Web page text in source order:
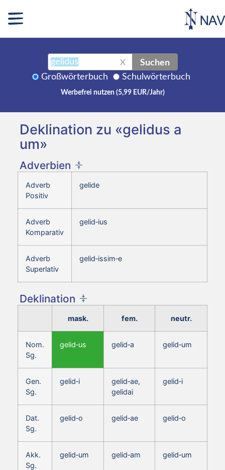
X Suchen
Großwörterbuch Schulwörterbuch
Werbefrei nutzen (5,99 EUR/Jahr)
Deklination zu «gelidus a
um»
Adverbien
Adverb
Positiv
gelide
Adverb
Komparativ
gelid‑ius
Adverb
Superlativ
gelid‑issim‑e
Deklination
mask. fem. neutr.
Nom.
Sg.
gelid‑us gelid‑a gelid‑um
Gen.
Sg.
gelid‑i
gelid‑ae,
gelidai
gelid‑i
Dat.
Sg.
gelid‑o gelid‑ae gelid‑o
Akk.
Sg.
gelid‑um gelid‑am gelid‑um